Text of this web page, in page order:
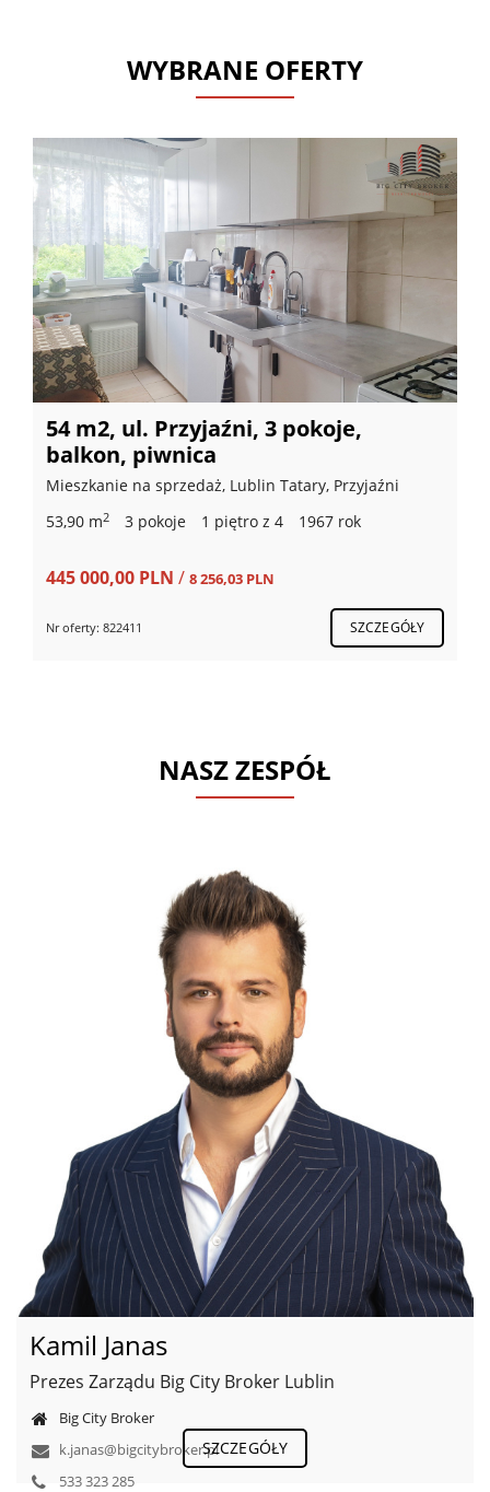
WYBRANE OFERTY
Działka 2407 m2 - z dużym
potencjałem
Działka (Mieszkaniowa) na sprzedaż, Lublin Hajdów,
SZCZEGÓŁY
NASZ ZESPÓŁ
Kamil Janas
Prezes Zarządu Big City Broker Lublin
Big City Broker
k.janas@bigcitybroker.pl
533 323 285
SZCZEGÓŁY